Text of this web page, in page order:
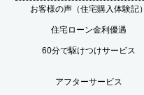
お客様の声（住宅購入体験記）
住宅ローン金利優遇
60分で駆けつけサービス
アフターサービス